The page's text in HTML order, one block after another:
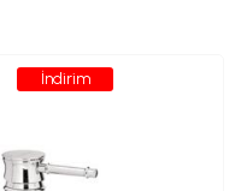
İndirim